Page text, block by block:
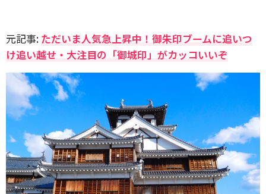
元記事: ただいま人気急上昇中！御朱印ブームに追いつ
け追い越せ・大注目の「御城印」がカッコいいぞ